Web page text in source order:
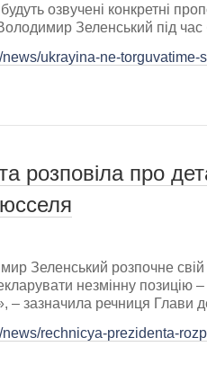
озвучені конкретні
Зеленський під час
ukrayina-ne-
розповіла про
Зеленський розпочне
незмінну позицію –
– зазначила речниця Глави
news/rechnicya-prezidenta-